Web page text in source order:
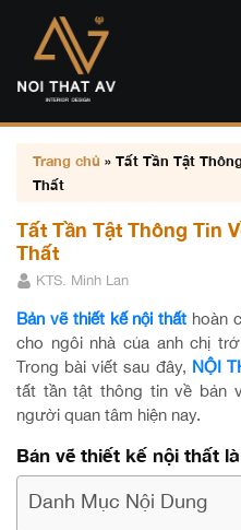
Trang chủ » Tất Tần Tật
Thất
Tất Tần Tật Thông Tin
Thất
KTS. Minh Lan
Bản vẽ thiết kế nội thất hoàn
cho ngôi nhà của anh chị
Trong bài viết sau đây, NỘI
tất tần tật thông tin về bản
người quan tâm hiện nay.
Bản vẽ thiết kế nội thất
Danh Mục Nội Dung